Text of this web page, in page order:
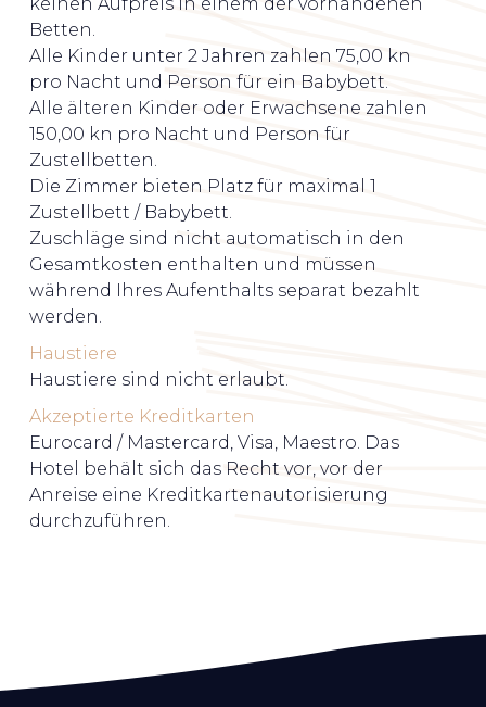
Betten.
Alle Kinder unter 2 Jahren zahlen 75,00 kn
pro Nacht und Person für ein Babybett.
Alle älteren Kinder oder Erwachsene zahlen
150,00 kn pro Nacht und Person für
Zustellbetten.
Die Zimmer bieten Platz für maximal 1
Zustellbett / Babybett.
Zuschläge sind nicht automatisch in den
Gesamtkosten enthalten und müssen
während Ihres Aufenthalts separat bezahlt
werden.
Haustiere
Haustiere sind nicht erlaubt.
Akzeptierte Kreditkarten
Eurocard / Mastercard, Visa, Maestro. Das
Hotel behält sich das Recht vor, vor der
Anreise eine Kreditkartenautorisierung
durchzuführen.